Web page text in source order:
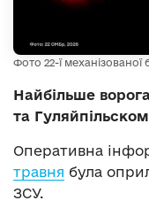
Фото 22-ї механізованої
Найбільше
та
Оперативна
травня була
ЗСУ.